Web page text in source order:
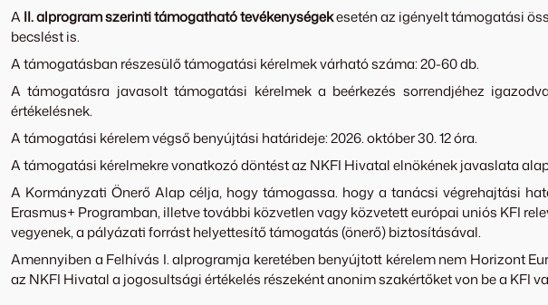
A II. alprogramszerinti támogatható tevékenységekesetén az igényelt támogatási
becslést is.
A támogatásban részesülő támogatási kérelmek várható száma: 20-60 db.
A támogatásra javasolt támogatási kérelmek a beérkezés sorrendjéhez
értékelésnek.
A támogatási kérelem végső benyújtási határideje: 2026. október 30. 12 óra.
A támogatási kérelmekre vonatkozó döntést az NKFI Hivatal elnökének javaslata
A Kormányzati Önerő Alap célja, hogy támogassa. hogy a tanácsi végrehajtási
Erasmus+ Programban, illetve további közvetlen vagy közvetett európai uniós KFI
vegyenek, a pályázati forrást helyettesítő támogatás (önerő) biztosításával.
Amennyiben a Felhívás I. alprogramja keretében benyújtott kérelem nem Horizont
az NKFI Hivatal a jogosultsági értékelés részeként anonim szakértőket von be a KFI